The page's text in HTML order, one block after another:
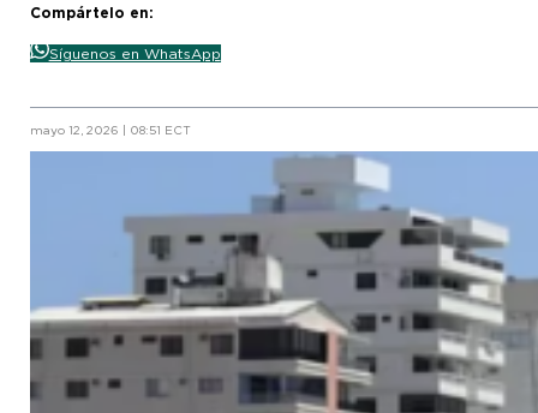
Compártelo en:
Síguenos en WhatsApp
mayo 12, 2026 | 08:51 ECT